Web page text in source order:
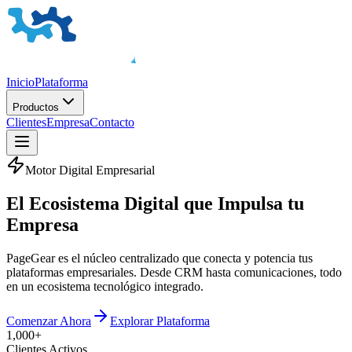
InicioPlataforma
Productos
ClientesEmpresaContacto
Motor Digital Empresarial
El Ecosistema Digital que Impulsa tu
Empresa
PageGear es el núcleo centralizado que conecta y potencia tus
plataformas empresariales. Desde CRM hasta comunicaciones, todo
en un ecosistema tecnológico integrado.
Comenzar Ahora
Explorar Plataforma
1,000+
Clientes Activos